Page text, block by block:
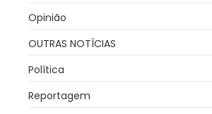
Opinião
OUTRAS NOTÍCIAS
Política
Reportagem